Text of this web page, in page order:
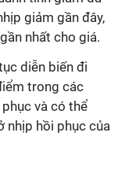
giảm gần đây,
nhất cho giá.
diễn biến đi
trong các
và có thể
nhịp hồi phục của